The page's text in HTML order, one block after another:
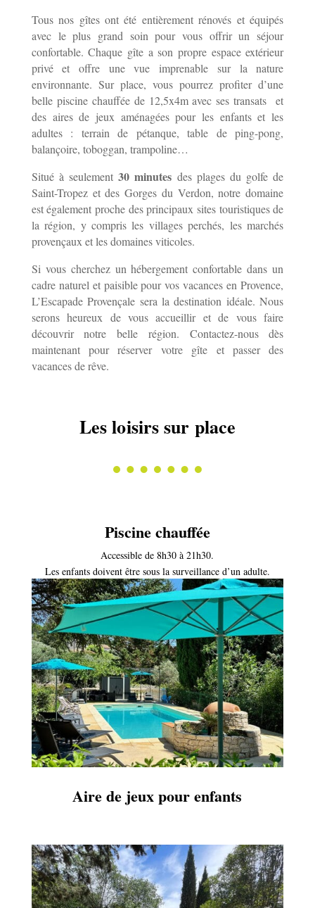
Tous nos gîtes ont été entièrement rénovés et équipés
avec le plus grand soin pour vous offrir un séjour
confortable. Chaque gîte a son propre espace extérieur
privé et offre une vue imprenable sur la nature
environnante. Sur place, vous pourrez profiter d’une
belle piscine chauffée de 12,5x4m avec ses transats et
des aires de jeux aménagées pour les enfants et les
adultes : terrain de pétanque, table de ping-pong,
balançoire, toboggan, trampoline…
Situé à seulement30 minutes des plages du golfe de
Saint-Tropez et des Gorges du Verdon, notre domaine
est également proche des principaux sites touristiques de
la région, y compris les villages perchés, les marchés
provençaux et les domaines viticoles.
Si vous cherchez un hébergement confortable dans un
cadre naturel et paisible pour vos vacances en Provence,
L’Escapade Provençale sera la destination idéale. Nous
serons heureux de vous accueillir et de vous faire
découvrir notre belle région. Contactez-nous dès
maintenant pour réserver votre gîte et passer des
vacances de rêve.
Les loisirs sur place
Piscine chauffée
Accessible de 8h30 à 21h30.
Les enfants doivent être sous la surveillance d’un adulte.
Aire de jeux pour enfants